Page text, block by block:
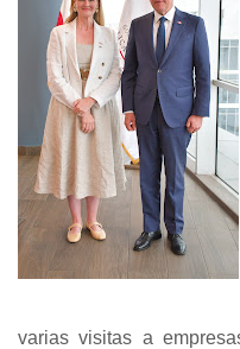
varias visitas a